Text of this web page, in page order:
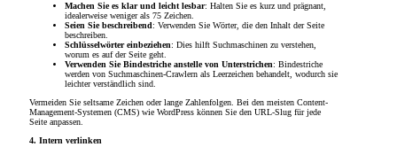
Machen Sie es klar und leicht lesbar: Halten Sie es kurz und prägnant,
idealerweise weniger als 75 Zeichen.
Seien Sie beschreibend: Verwenden Sie Wörter, die den Inhalt der Seite
beschreiben.
Schlüsselwörter einbeziehen: Dies hilft Suchmaschinen zu verstehen,
worum es auf der Seite geht.
Verwenden Sie Bindestriche anstelle von Unterstrichen: Bindestriche
werden von Suchmaschinen-Crawlern als Leerzeichen behandelt, wodurch sie
leichter verständlich sind.
Vermeiden Sie seltsame Zeichen oder lange Zahlenfolgen. Bei den meisten Content-
Management-Systemen (CMS) wie WordPress können Sie den URL-Slug für jede
Seite anpassen.
4. Intern verlinken